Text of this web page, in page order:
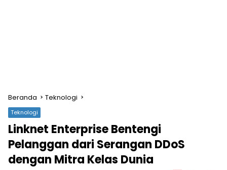
Beranda Teknologi
Teknologi
Linknet Enterprise Bentengi
Pelanggan dari Serangan DDoS
dengan Mitra Kelas Dunia